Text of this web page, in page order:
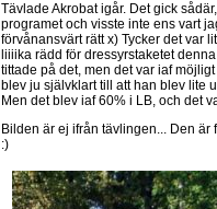
Tävlade Akrobat igår. Det gick
programet och visste inte ens vart
förvånansvärt rätt x) Tycker det var
liiiika rädd för dressyrstaketet
tittade på det, men det var iaf
blev ju självklart till att han blev lite
Men det blev iaf 60% i LB, och det
Bilden är ej ifrån tävlingen... Den
:)